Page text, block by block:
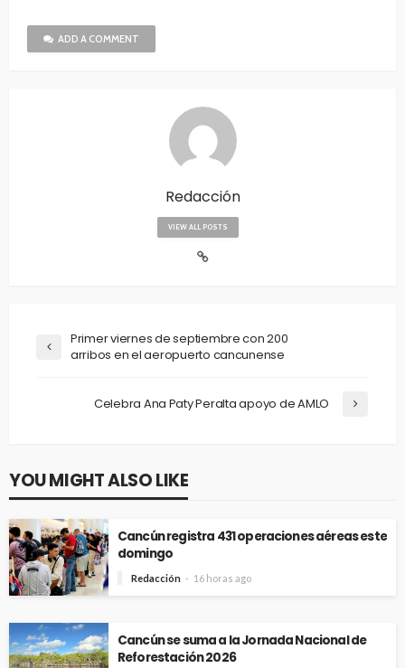
ADD A COMMENT
Redacción
VIEW ALL POSTS
Primer viernes de septiembre con 200
arribos en el aeropuerto cancunense
Celebra Ana Paty Peralta apoyo de AMLO
YOU MIGHT ALSO LIKE
Cancún registra 431 operaciones aéreas este
domingo
Redacción 16 horas ago
Cancún se suma a la Jornada Nacional de
Reforestación 2026